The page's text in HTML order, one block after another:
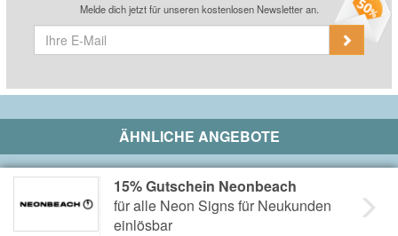
Melde dich jetzt für unseren kostenlosen Newsletter an.
ÄHNLICHE ANGEBOTE
15% Gutschein Neonbeach
für alle Neon Signs für Neukunden
einlösbar